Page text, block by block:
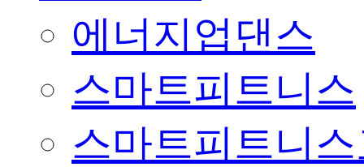
에너지업댄스
스마트피트니스
스마트피트니